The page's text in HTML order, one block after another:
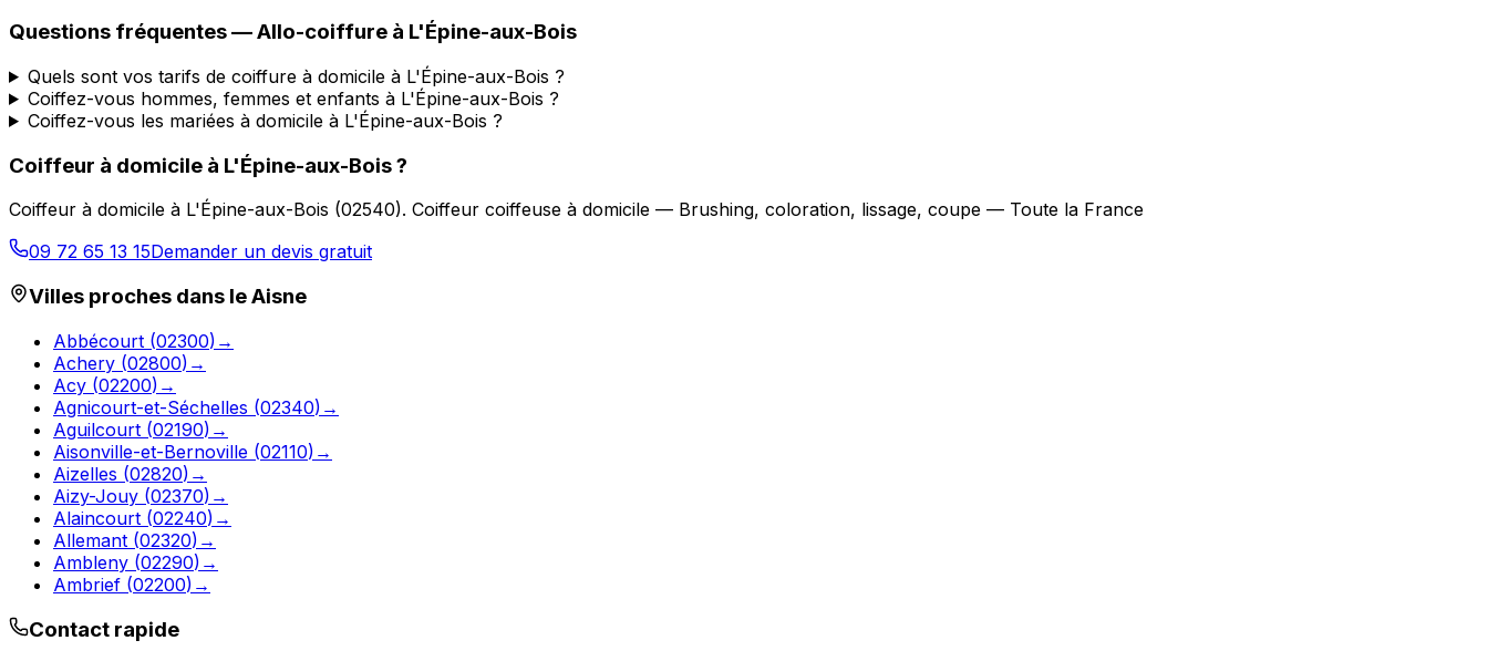
Questions fréquentes —Allo-coiffure à L'Épine-aux-Bois
Quels sont vos tarifs de coiffure à domicile à L'Épine-aux-Bois ?
Coiffez-vous hommes, femmes et enfants à L'Épine-aux-Bois ?
Coiffez-vous les mariées à domicile à L'Épine-aux-Bois ?
Coiffeur à domicile à L'Épine-aux-Bois?
Coiffeur à domicile à L'Épine-aux-Bois (02540). Coiffeur coiffeuse à domicile — Brushing, coloration, lissage, coupe — Toute la France
09 72 65 13 15Demander un devis gratuit
Villes proches dans leAisne
Abbécourt (02300) →
Achery (02800) →
Acy (02200) →
Agnicourt-et-Séchelles (02340) →
Aguilcourt (02190) →
Aisonville-et-Bernoville (02110) →
Aizelles (02820) →
Aizy-Jouy (02370) →
Alaincourt (02240) →
Allemant (02320) →
Ambleny (02290) →
Ambrief (02200) →
Contact rapide